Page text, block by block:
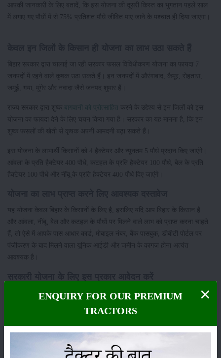
आपकी जानकारी के लिए बतादें, कि इस योजना की दूसरी किस्त का भुगतान पहले साल
में लगाए गए पौधों में से 75% प्रतिशत पौधे जीवित पाए जाने के पश्चात ही दिया जाएगा।
बिहार सरकार द्वारा चालाई जा रही सरकार फसल विविधीकरण योजना का फायदा 7
जनपदों में रहने वाले कृषक उठा सकते हैं। इन जनपदों में औरंगाबाद, कैमूर, रोहतास,
जमुई, गया, मुंगेर और नवादा जैसे जनपद शुमार हैं।
राज्य सरकार द्वारा शुष्क बागवानी को प्रोत्साहित
करने के उद्देश्य से इन जिलों को इस
योजना का फायदा देने के लिए चयन किया गया है। सरकार का यह मानना है, कि इन
शुष्क फसलों की खेती से कृषक अपनी आमदनी बढ़ा सकते हैं।
इस योजना के लाभार्थी किसानों को 4 हैक्टेयर और न्यूनतम 5 पौधे प्रदान किए जाएंगे।
आंवला के प्रति हैक्टेयर 400 पौधे, कटहल के प्रति हैक्टेयर 100 पौधे, बेल के प्रति
हैक्टेयर 100 पौधे और नींबू के प्रति हैक्टेयर 400 पौधे दिए जाएंगे।
यह योजना केवल बिहार के किसानों के लिए है, इसलिए यदि आप बिहार के किसान है
और आंवला, नींबू, बेल और कटहल के पौधों पर मिलने वाले लाभ को प्राप्त करना चाहते
हैं, तो ऐसे में आपके पास आधार कार्ड, मोबाइल नंबर, बैंक पासबुक, डीबीटी पोर्टल पर
पंजीकरण के बाद मिलने वाला यूनिक आईडी और जमीन के कागज होना अत्यंत
आवश्यक है।
'फसल विविधीकरण योजना'से मिलने वाली आंवला, नींबू, बेल और कटहल के पौधों पर
पर जाकर आवेदन करना पड़ेगा। इस वेबसाइट पर
जाकर आपको 'आवेदन लिंक' पर क्लिक करना है और फॉर्म भरकर उसे सबमिट कर देना
ENQUIRY FOR OUR PREMIUM
TRACTORS